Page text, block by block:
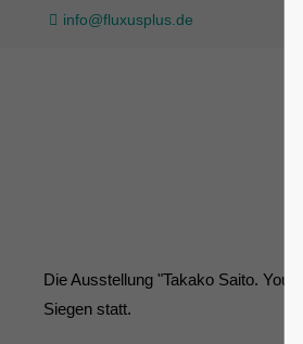
info@fluxusplus.de
Die Ausstellung "Takako Saito.
Siegen statt.